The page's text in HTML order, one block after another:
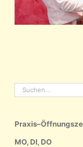
Suche
nach:
MO, DI, DO